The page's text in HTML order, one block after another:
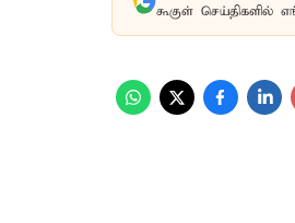
கூகுள் செய்திகளில்